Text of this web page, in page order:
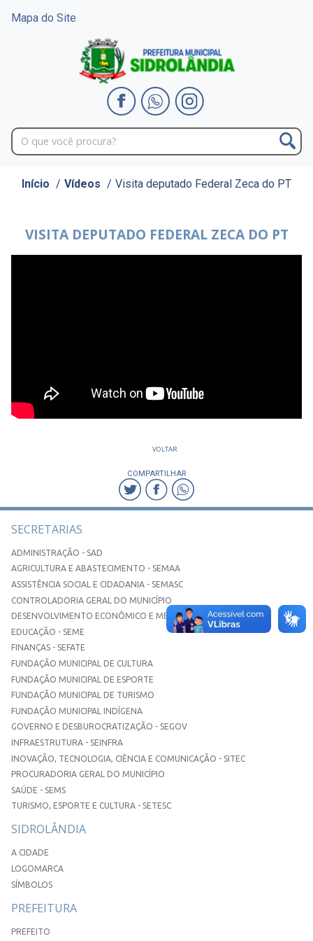
Mapa do Site
Início / Vídeos / Visita deputado Federal Zeca do PT
VISITA DEPUTADO FEDERAL ZECA DO PT
VOLTAR
COMPARTILHAR
SECRETARIAS
ADMINISTRAÇÃO - SAD
AGRICULTURA E ABASTECIMENTO - SEMAA
ASSISTÊNCIA SOCIAL E CIDADANIA - SEMASC
CONTROLADORIA GERAL DO MUNICÍPIO
DESENVOLVIMENTO ECONÔMICO E MEIO AMBIENTE - SEDEMA
EDUCAÇÃO - SEME
FINANÇAS - SEFATE
FUNDAÇÃO MUNICIPAL DE CULTURA
FUNDAÇÃO MUNICIPAL DE ESPORTE
FUNDAÇÃO MUNICIPAL DE TURISMO
FUNDAÇÃO MUNICIPAL INDÍGENA
GOVERNO E DESBUROCRATIZAÇÃO - SEGOV
INFRAESTRUTURA - SEINFRA
INOVAÇÃO, TECNOLOGIA, CIÊNCIA E COMUNICAÇÃO - SITEC
PROCURADORIA GERAL DO MUNICÍPIO
SAÚDE - SEMS
TURISMO, ESPORTE E CULTURA - SETESC
SIDROLÂNDIA
A CIDADE
LOGOMARCA
SÍMBOLOS
PREFEITURA
PREFEITO